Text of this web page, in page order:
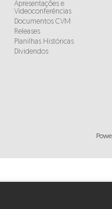
Apresentações e
Videoconferências
Documentos CVM
Releases
Planilhas Históricas
Dividendos